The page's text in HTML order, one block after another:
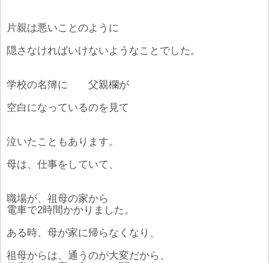
片親は悪いことのように
隠さなければいけないようなことでした。
学校の名簿に 父親欄が
空白になっているのを見て
泣いたこともあります。
母は、仕事をしていて、
職場が、祖母の家から
電車で2時間かかりました。
ある時、母が家に帰らなくなり、
祖母からは、通うのが大変だから、